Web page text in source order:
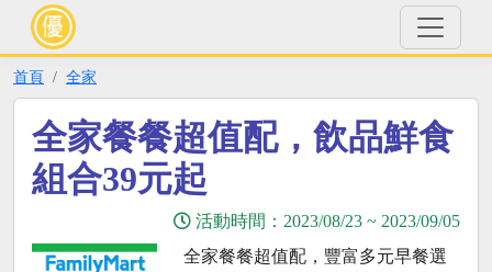
首頁 全家
全家餐餐超值配，飲品鮮食
組合39元起
活動時間： 2023/08/23 ~ 2023/09/05
全家餐餐超值配，豐富多元早餐選